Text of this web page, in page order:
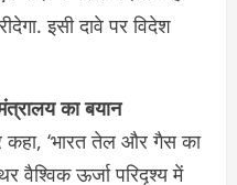
इसी दावे पर विदेश
का बयान
कहा, ‘भारत तेल और गैस का
ऊर्जा परिदृश्य में